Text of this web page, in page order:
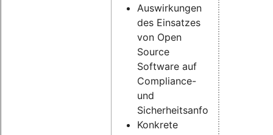
Auswirkungen
des Einsatzes
von Open
Source
Software auf
Compliance-
und
Sicherheitsanforderungen
Konkrete